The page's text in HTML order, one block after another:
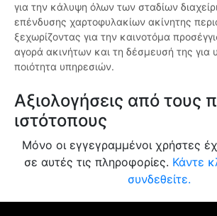
για την κάλυψη όλων των σταδίων
επένδυσης χαρτοφυλακίων ακίνητης
ξεχωρίζοντας για την καινοτόμα
αγορά ακινήτων και τη δέσμευσή της για
ποιότητα υπηρεσιών.
Αξιολογήσεις από τους
ιστότοπους
Μόνο οι εγγεγραμμένοι χρήστες
σε αυτές τις πληροφορίες. Κάντε
συνδεθείτε.